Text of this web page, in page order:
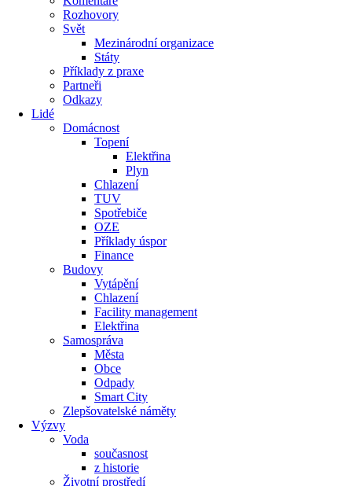
Rozhovory
Svět
Mezinárodní organizace
Státy
Příklady z praxe
Partneři
Odkazy
Lidé
Domácnost
Topení
Elektřina
Plyn
Chlazení
TUV
Spotřebiče
OZE
Příklady úspor
Finance
Budovy
Vytápění
Chlazení
Facility management
Elektřina
Samospráva
Města
Obce
Odpady
Smart City
Zlepšovatelské náměty
Výzvy
Voda
současnost
z historie
Životní prostředí